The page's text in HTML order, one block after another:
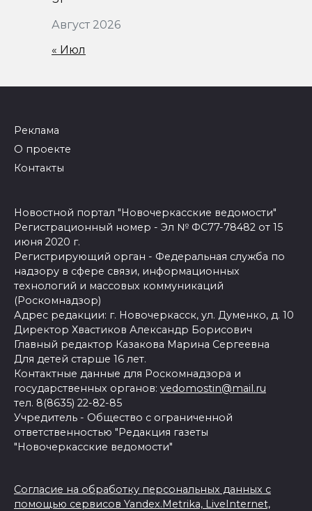
Август 2026
« Июл
Реклама
О проекте
Контакты
Новостной портал "Новочеркасские ведомости"
Регистрационный номер - Эл № ФС77-78482 от 15
июня 2020 г.
Регистрирующий орган - Федеральная служба по
надзору в сфере связи, информационных
технологий и массовых коммуникаций
(Роскомнадзор)
Адрес редакции: г. Новочеркасск, ул. Думенко, д. 10
Директор Хвастиков Александр Борисович
Главный редактор Казакова Марина Сергеевна
Для детей старше 16 лет.
Контактные данные для Роскомнадзора и
государственных органов: vedomostin@mail.ru
тел. 8(8635) 22-82-85
Учредитель - Общество с ограниченной
ответственностью "Редакция газеты
"Новочеркасские ведомости"
Согласие на обработку персональных данных с
помощью сервисов Yandex.Metrika, LiveInternet,